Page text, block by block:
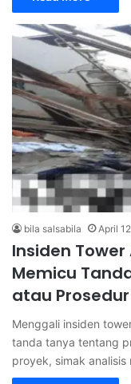
bila salsabila April
Insiden
Memicu
atau
Menggali insiden
tanda tanya tentang
proyek, simak